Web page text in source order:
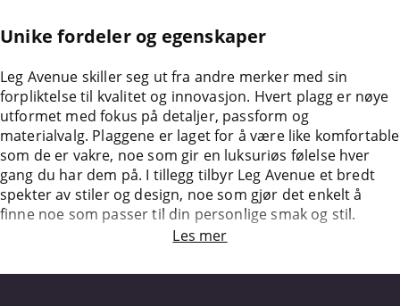
Unike fordeler og egenskaper
Leg Avenue skiller seg ut fra andre merker med sin
forpliktelse til kvalitet og innovasjon. Hvert plagg er nøye
utformet med fokus på detaljer, passform og
materialvalg. Plaggene er laget for å være like komfortable
som de er vakre, noe som gir en luksuriøs følelse hver
gang du har dem på. I tillegg tilbyr Leg Avenue et bredt
spekter av stiler og design, noe som gjør det enkelt å
finne noe som passer til din personlige smak og stil.
Les mer